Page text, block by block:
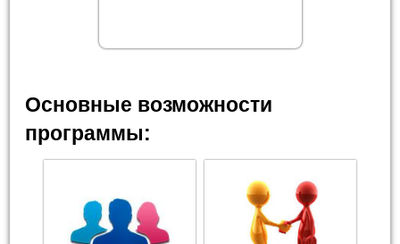
Основные возможности
программы: